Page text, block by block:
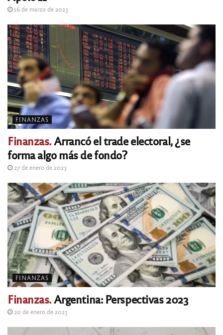
16 de marzo de 2023
FINANZAS
Finanzas.Arrancó el trade electoral, ¿se
forma algo más de fondo?
27 de enero de 2023
FINANZAS
Finanzas.Argentina: Perspectivas 2023
20 de enero de 2023